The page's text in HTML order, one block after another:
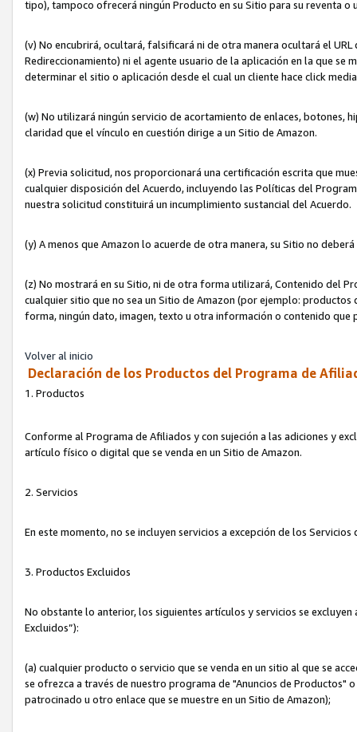
tipo), tampoco ofrecerá ningún Producto en su Sitio para su reventa o
(v) No encubrirá, ocultará, falsificará ni de otra manera ocultará el
Redireccionamiento) ni el agente usuario de la aplicación en la que
determinar el sitio o aplicación desde el cual un cliente hace click
(w) No utilizará ningún servicio de acortamiento de enlaces, botones,
claridad que el vínculo en cuestión dirige a un Sitio de Amazon.
(x) Previa solicitud, nos proporcionará una certificación escrita que
cualquier disposición del Acuerdo, incluyendo las Políticas del
nuestra solicitud constituirá un incumplimiento sustancial del Acuerdo.
(y) A menos que Amazon lo acuerde de otra manera, su Sitio no
(z) No mostrará en su Sitio, ni de otra forma utilizará, Contenido del
cualquier sitio que no sea un Sitio de Amazon (por ejemplo:
forma, ningún dato, imagen, texto u otra información o contenido
Volver al inicio
Declaración de los Productos del Programa de
1. Productos
Conforme al Programa de Afiliados y con sujeción a las adiciones y
artículo físico o digital que se venda en un Sitio de Amazon.
2. Servicios
En este momento, no se incluyen servicios a excepción de los
3. Productos Excluidos
No obstante lo anterior, los siguientes artículos y servicios se
Excluidos”):
(a) cualquier producto o servicio que se venda en un sitio al que se
se ofrezca a través de nuestro programa de "Anuncios de Productos"
patrocinado u otro enlace que se muestre en un Sitio de Amazon);